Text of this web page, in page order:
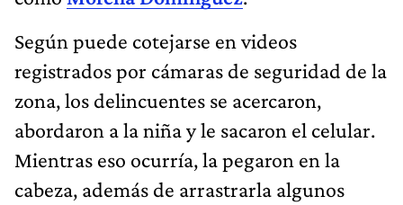
Según puede cotejarse en videos
registrados por cámaras de seguridad de la
zona, los delincuentes se acercaron,
abordaron a la niña y le sacaron el celular.
Mientras eso ocurría, la pegaron en la
cabeza, además de arrastrarla algunos